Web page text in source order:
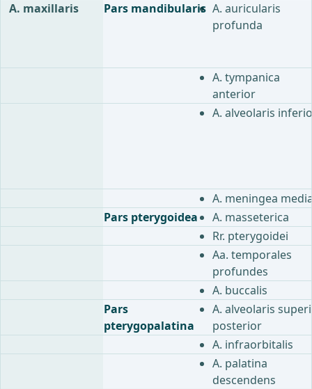
A. maxillaris
Pars mandibularis A. auricularis
profunda
A. tympanica
anterior
A. alveolaris
A. meningea
Pars pterygoidea
A. masseterica
Rr. pterygoidei
Aa. temporales
profundes
A. buccalis
Pars
pterygopalatina
A. alveolaris
posterior
A. infraorbitalis
A. palatina
descendens